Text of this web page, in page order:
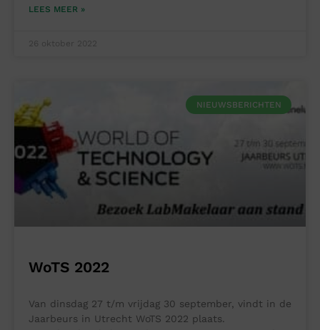
LEES MEER »
26 oktober 2022
NIEUWSBERICHTEN
WoTS 2022
Van dinsdag 27 t/m vrijdag 30 september, vindt in de
Jaarbeurs in Utrecht WoTS 2022 plaats.